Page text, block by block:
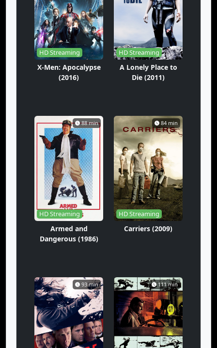
HD Streaming
X-Men: Apocalypse
(2016)
HD Streaming
A Lonely Place to
Die (2011)
88 min
HD Streaming
Armed and
Dangerous (1986)
84 min
HD Streaming
Carriers (2009)
93 min 111 min